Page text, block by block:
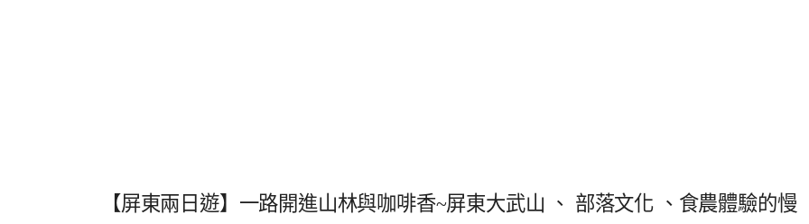
【屏東兩日遊】一路開進山林與咖啡香~屏東大武山 、 部落文化 、食農體驗的慢